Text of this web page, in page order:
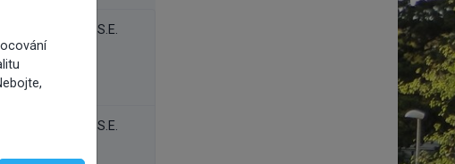
Pek Tomáš, Ing., S.E.
Pek Tomáš, Ing., S.E.